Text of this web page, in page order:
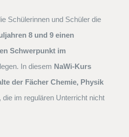
Schülerinnen und Schüler die
8 und 9 einen
Schwerpunkt im
In diesem NaWi-Kurs
der Fächer Chemie, Physik
im regulären Unterricht nicht